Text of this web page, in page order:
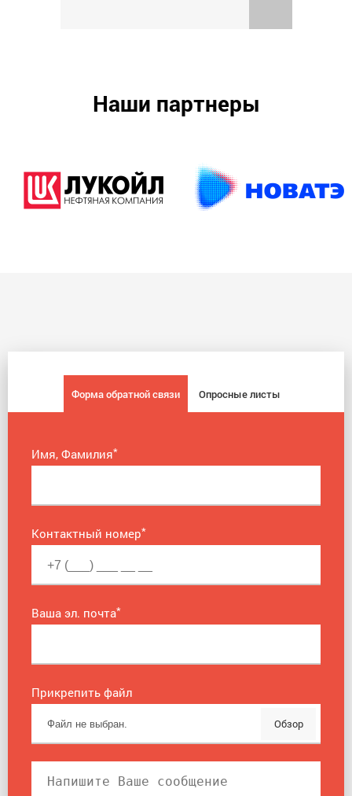
Наши партнеры
Форма обратной связи Опросные листы
Имя, Фамилия*
Контактный номер*
Ваша эл. почта*
Прикрепить файл
Обзор